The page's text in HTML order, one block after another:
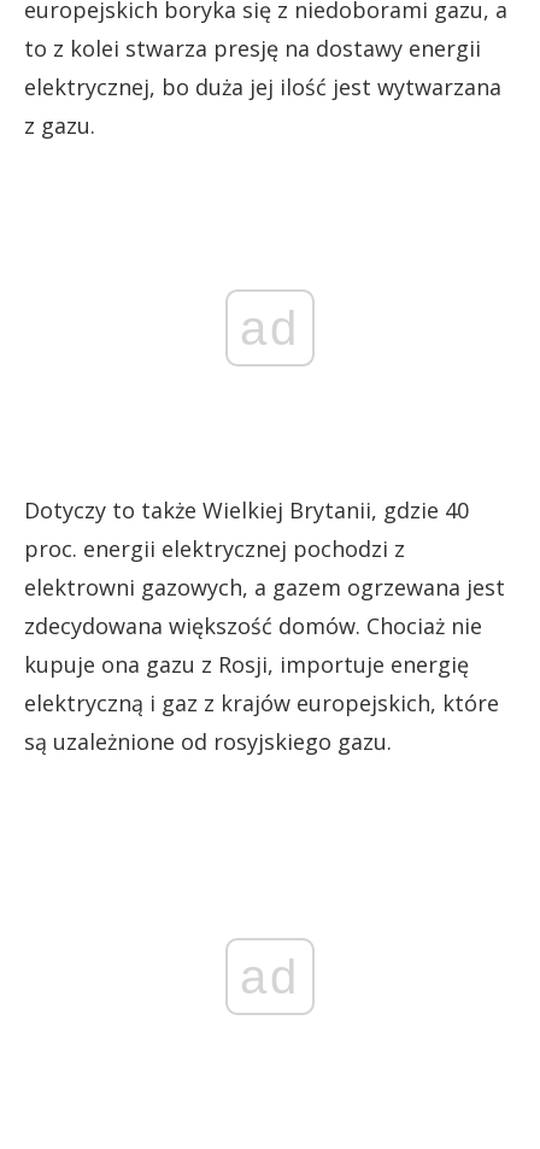
europejskich boryka się z niedoborami gazu, a
to z kolei stwarza presję na dostawy energii
elektrycznej, bo duża jej ilość jest wytwarzana
z gazu.
ad
Dotyczy to także Wielkiej Brytanii, gdzie 40
proc. energii elektrycznej pochodzi z
elektrowni gazowych, a gazem ogrzewana jest
zdecydowana większość domów. Chociaż nie
kupuje ona gazu z Rosji, importuje energię
elektryczną i gaz z krajów europejskich, które
są uzależnione od rosyjskiego gazu.
ad